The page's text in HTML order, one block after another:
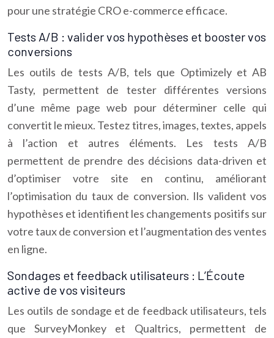
pour une stratégie CRO e-commerce efficace.
Tests A/B : valider vos hypothèses et booster vos
conversions
Les outils de tests A/B, tels que Optimizely et AB
Tasty, permettent de tester différentes versions
d’une même page web pour déterminer celle qui
convertit le mieux. Testez titres, images, textes, appels
à l’action et autres éléments. Les tests A/B
permettent de prendre des décisions data-driven et
d’optimiser votre site en continu, améliorant
l’optimisation du taux de conversion. Ils valident vos
hypothèses et identifient les changements positifs sur
votre taux de conversion et l’augmentation des ventes
en ligne.
Sondages et feedback utilisateurs : L’Écoute
active de vos visiteurs
Les outils de sondage et de feedback utilisateurs, tels
que SurveyMonkey et Qualtrics, permettent de